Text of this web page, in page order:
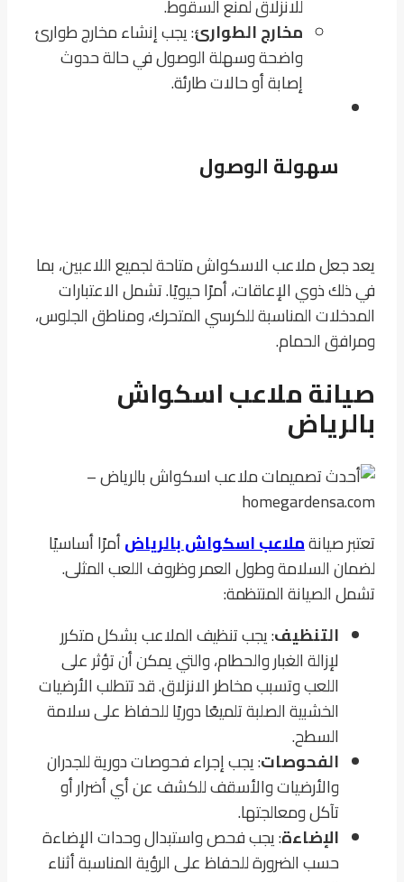
للانزلاق لمنع السقوط.
مخارج الطوارئ: يجب إنشاء مخارج طوارئ
واضحة وسهلة الوصول في حالة حدوث
إصابة أو حالات طارئة.
سهولة الوصول
يعد جعل ملاعب الاسكواش متاحة لجميع اللاعبين، بما
في ذلك ذوي الإعاقات، أمرًا حيويًا. تشمل الاعتبارات
المدخلات المناسبة للكرسي المتحرك، ومناطق الجلوس،
ومرافق الحمام.
صيانة ملاعب اسكواش
بالرياض
تعتبر صيانةملاعب اسكواش بالرياضأمرًا أساسيًا
لضمان السلامة وطول العمر وظروف اللعب المثلى.
تشمل الصيانة المنتظمة:
التنظيف: يجب تنظيف الملاعب بشكل متكرر
لإزالة الغبار والحطام، والتي يمكن أن تؤثر على
اللعب وتسبب مخاطر الانزلاق. قد تتطلب الأرضيات
الخشبية الصلبة تلميعًا دوريًا للحفاظ على سلامة
السطح.
الفحوصات: يجب إجراء فحوصات دورية للجدران
والأرضيات والأسقف للكشف عن أي أضرار أو
تآكل ومعالجتها.
الإضاءة: يجب فحص واستبدال وحدات الإضاءة
حسب الضرورة للحفاظ على الرؤية المناسبة أثناء